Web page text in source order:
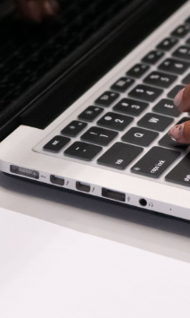
一鍵配搭出三餸一湯的完美晚
立